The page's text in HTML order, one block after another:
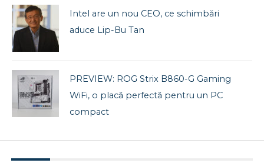
Intel are un nou CEO, ce schimbări
aduce Lip-Bu Tan
PREVIEW: ROG Strix B860-G Gaming
WiFi, o placă perfectă pentru un PC
compact